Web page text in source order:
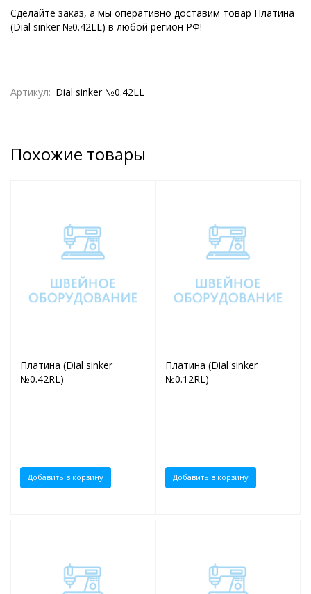
Сделайте заказ, а мы оперативно доставим товар Платина
(Dial sinker №0.42LL) в любой регион РФ!
Артикул: Dial sinker №0.42LL
Похожие товары
Платина (Dial sinker
№0.42RL)
Добавить в корзину
Платина (Dial sinker
№0.12RL)
Добавить в корзину